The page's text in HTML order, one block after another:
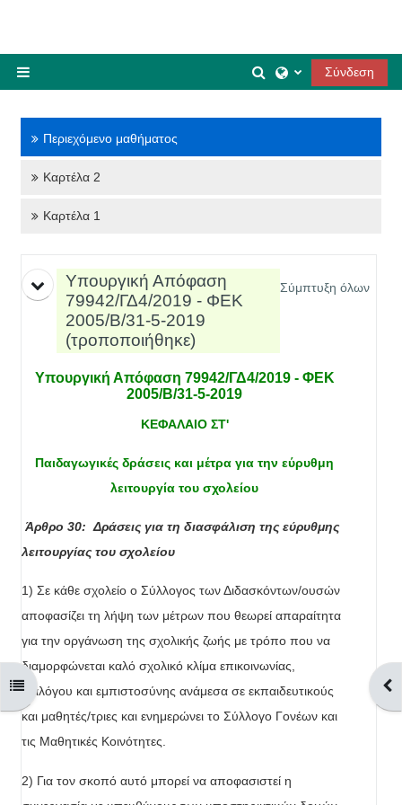
Άνοιγμα ευρετηρίου μαθήματος
Εναλλαγή εισόδου
Σύνδεση
Περιεχόμενο μαθήματος
Καρτέλα 2
Καρτέλα 1
Περιγραφή θέματος
Υπουργική Απόφαση
79942/ΓΔ4/2019 - ΦΕΚ
2005/Β/31-5-2019
(τροποποιήθηκε)
Σύμπτυξη όλων
Υπουργική Απόφαση 79942/ΓΔ4/2019 - ΦΕΚ
2005/Β/31-5-2019
ΚΕΦΑΛΑΙΟ ΣΤ'
Παιδαγωγικές δράσεις και μέτρα για την εύρυθμη
λειτουργία του σχολείου
Άρθρο 30: Δράσεις για τη διασφάλιση της εύρυθμης
λειτουργίας του σχολείου
1) Σε κάθε σχολείο ο Σύλλογος των Διδασκόντων/ουσών
αποφασίζει τη λήψη των μέτρων που θεωρεί απαραίτητα
για την οργάνωση της σχολικής ζωής με τρόπο που να
διαμορφώνεται καλό σχολικό κλίμα επικοινωνίας,
διαλόγου και εμπιστοσύνης ανάμεσα σε εκπαιδευτικούς
και μαθητές/τριες και ενημερώνει το Σύλλογο Γονέων και
τις Μαθητικές Κοινότητες.
2) Για τον σκοπό αυτό μπορεί να αποφασιστεί η